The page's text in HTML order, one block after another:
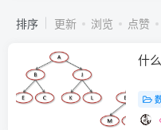
排序 更新 浏览 点赞
什